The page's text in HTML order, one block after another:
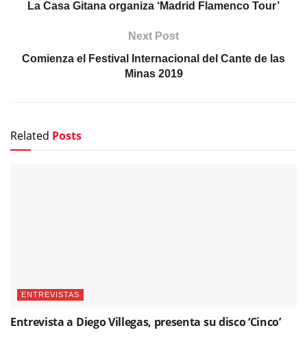
La Casa Gitana organiza ‘Madrid Flamenco Tour’
Next Post
Comienza el Festival Internacional del Cante de las
Minas 2019
Related Posts
ENTREVISTAS
Entrevista a Diego Villegas, presenta su disco ‘Cinco’